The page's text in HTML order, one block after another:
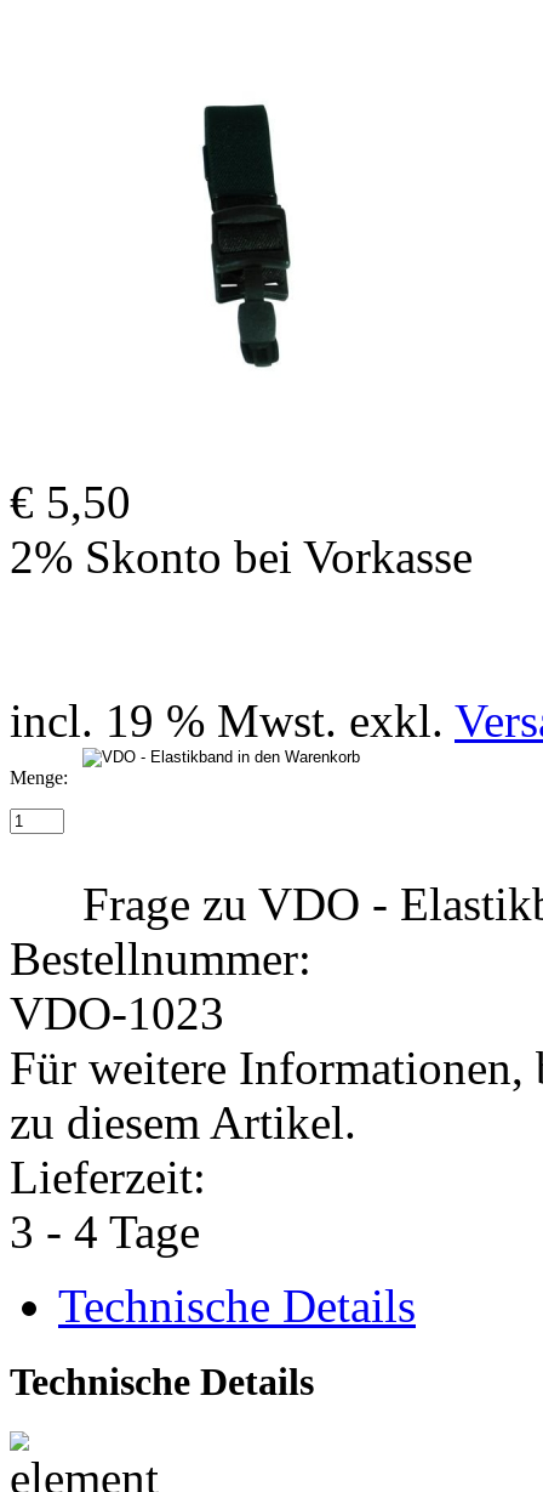
€ 5,50
2% Skonto bei Vorkasse
incl. 19 % Mwst. exkl.
Menge:
Frage zu VDO -
Bestellnummer:
VDO-1023
Für weitere Informationen,
zu diesem Artikel.
Lieferzeit:
3 - 4 Tage
Technische Details
Technische Details